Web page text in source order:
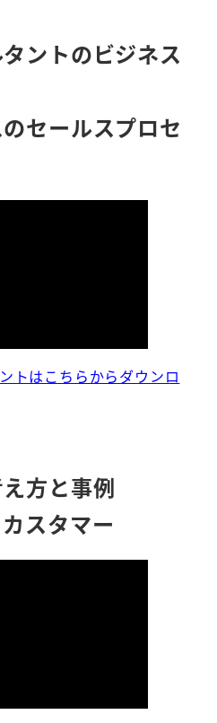
ントのビジネス
セールスプロセ
トはこちらからダウンロ
方と事例
スタマー